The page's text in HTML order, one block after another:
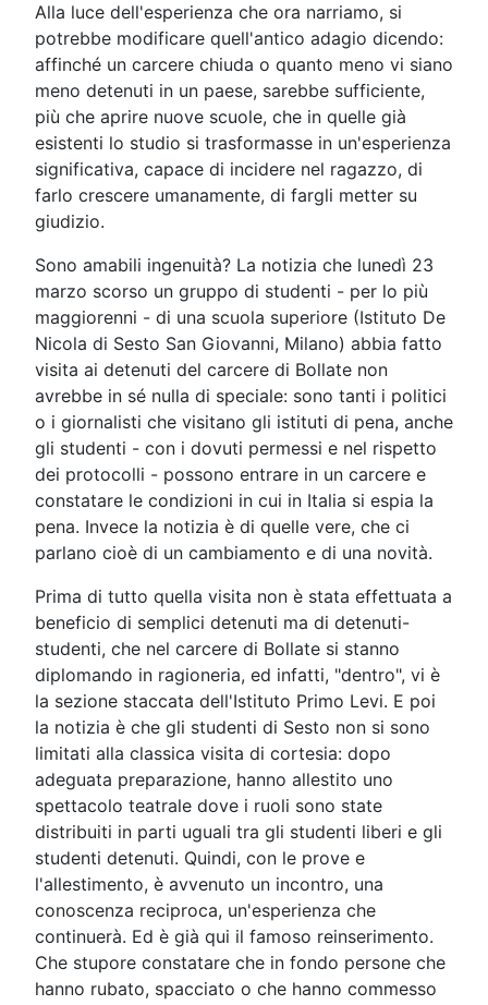
Alla luce dell'esperienza che ora narriamo, si
potrebbe modificare quell'antico adagio dicendo:
affinché un carcere chiuda o quanto meno vi siano
meno detenuti in un paese, sarebbe sufficiente,
più che aprire nuove scuole, che in quelle già
esistenti lo studio si trasformasse in un'esperienza
significativa, capace di incidere nel ragazzo, di
farlo crescere umanamente, di fargli metter su
giudizio.
Sono amabili ingenuità? La notizia che lunedì 23
marzo scorso un gruppo di studenti - per lo più
maggiorenni - di una scuola superiore (Istituto De
Nicola di Sesto San Giovanni, Milano) abbia fatto
visita ai detenuti del carcere di Bollate non
avrebbe in sé nulla di speciale: sono tanti i politici
o i giornalisti che visitano gli istituti di pena, anche
gli studenti - con i dovuti permessi e nel rispetto
dei protocolli - possono entrare in un carcere e
constatare le condizioni in cui in Italia si espia la
pena. Invece la notizia è di quelle vere, che ci
parlano cioè di un cambiamento e di una novità.
Prima di tutto quella visita non è stata effettuata a
beneficio di semplici detenuti ma di detenuti-
studenti, che nel carcere di Bollate si stanno
diplomando in ragioneria, ed infatti, "dentro", vi è
la sezione staccata dell'Istituto Primo Levi. E poi
la notizia è che gli studenti di Sesto non si sono
limitati alla classica visita di cortesia: dopo
adeguata preparazione, hanno allestito uno
spettacolo teatrale dove i ruoli sono state
distribuiti in parti uguali tra gli studenti liberi e gli
studenti detenuti. Quindi, con le prove e
l'allestimento, è avvenuto un incontro, una
conoscenza reciproca, un'esperienza che
continuerà. Ed è già qui il famoso reinserimento.
Che stupore constatare che in fondo persone che
hanno rubato, spacciato o che hanno commesso